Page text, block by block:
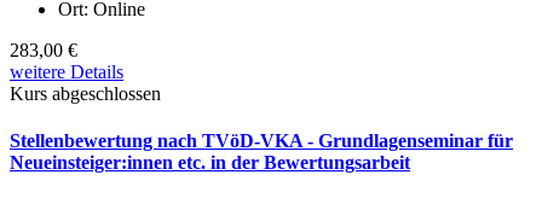
Ort: Online
283,00 €
weitere Details
Kurs abgeschlossen
Stellenbewertung nach TVöD-VKA - Grundlagenseminar für
Neueinsteiger:innen etc. in der Bewertungsarbeit